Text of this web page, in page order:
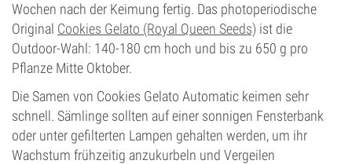
Wochen nach der Keimung fertig. Das photoperiodische
Original Cookies Gelato (Royal Queen Seeds) ist die
Outdoor-Wahl: 140-180 cm hoch und bis zu 650 g pro
Pflanze Mitte Oktober.
Die Samen von Cookies Gelato Automatic keimen sehr
schnell. Sämlinge sollten auf einer sonnigen Fensterbank
oder unter gefilterten Lampen gehalten werden, um ihr
Wachstum frühzeitig anzukurbeln und Vergeilen